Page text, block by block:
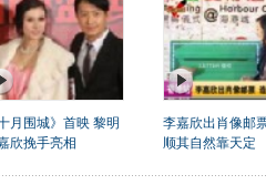
十月围城》首映 黎明
欣挽手亮相
李嘉欣出肖像邮
顺其自然靠天定